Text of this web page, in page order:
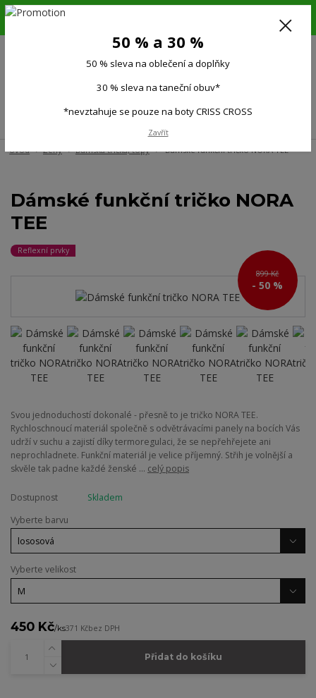
6.-16.8.26. DOVOLENÁ !!! 50 % SLEVA na všechno oblečení a doplňky !!!
(Po-Pá 9:00-15.00)
Úvod Ženy Dámská trička, topy Dámské funkční tričko NORA TEE
Dámské funkční tričko NORA
TEE
Reflexní prvky
899 Kč
- 50 %
Svou jednoduchostí dokonalé - přesně to je tričko NORA TEE.
Rychloschnoucí materiál společně s odvětrávacími panely na bocích Vás
udrží v suchu a zajistí díky termoregulaci, že se nepřehřejete ani
neprochladnete. Funkční materiál je velice příjemný. Střih je volnější a
skvěle tak padne každé ženské ... celý popis
Dostupnost
Skladem
Vyberte barvu
Vyberte velikost
450 Kč/ks371 Kčbez DPH
Přidat do košíku
50 % a 30 %
50 % sleva na oblečení a doplňky
30 % sleva na taneční obuv*
*nevztahuje se pouze na boty CRISS CROSS
Zavřít